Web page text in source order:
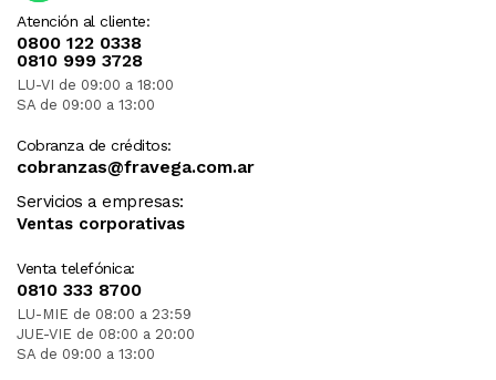
Atención al cliente:
0800 122 0338
0810 999 3728
LU-VI de 09:00 a 18:00
SA de 09:00 a 13:00
Cobranza de créditos:
cobranzas@fravega.com.ar
Servicios a empresas:
Ventas corporativas
Venta telefónica:
0810 333 8700
LU-MIE de 08:00 a 23:59
JUE-VIE de 08:00 a 20:00
SA de 09:00 a 13:00